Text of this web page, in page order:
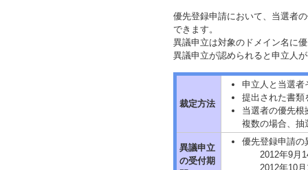
優先登録申請において、当選者
できます。
異議申立は対象のドメイン名に
異議申立が認められると申立人
裁定方法
申立人と当選者
提出された書類
当選者の優先
複数の場合、抽
異議申立
の受付期
優先登録申請の
2012年9月
2012年10